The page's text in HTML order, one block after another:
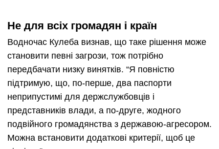
Не для всіх громадян і країн
Водночас Кулеба визнав, що таке рішення може
становити певні загрози, тож потрібно
передбачати низку винятків. “Я повністю
підтримую, що, по-перше, два паспорти
неприпустимі для держслужбовців і
представників влади, а по-друге, жодного
подвійного громадянства з державою-агресором.
Можна встановити додаткові критерії, щоб це